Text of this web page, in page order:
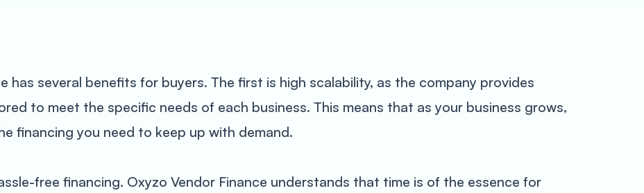
has several benefits for buyers. The first is high scalability, as the company provides
to meet the specific needs of each business. This means that as your business grows,
financing you need to keep up with demand.
free financing. Oxyzo Vendor Finance understands that time is of the essence for